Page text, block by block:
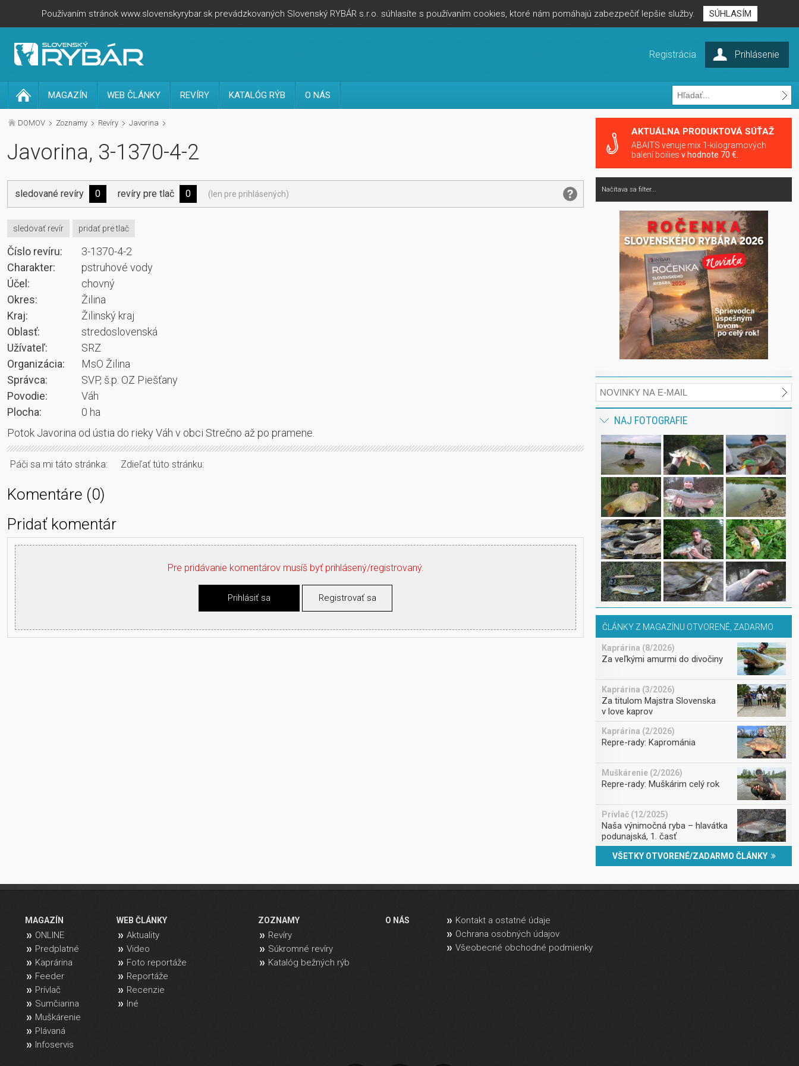
Používaním stránok www.slovenskyrybar.sk prevádzkovaných Slovenský RYBÁR s.r.o. súhlasíte s používaním cookies, ktoré nám pomáhajú zabezpečiť lepšie služby. SÚHLASÍM
Prihlásenie
Registrácia
MAGAZÍN WEB ČLÁNKY REVÍRY KATALÓG RÝB O NÁS
DOMOV Zoznamy Revíry Javorina
Javorina, 3-1370-4-2
sledované revíry 0 revíry pre tlač 0 (len pre prihlásených)
sledovať revír pridať pre tlač
Číslo revíru:
3-1370-4-2
Charakter:
pstruhové vody
Účel:
chovný
Okres:
Žilina
Kraj:
Žilinský kraj
Oblasť:
stredoslovenská
Užívateľ:
SRZ
Organizácia:
MsO Žilina
Správca:
SVP, š.p. OZ Piešťany
Povodie:
Váh
Plocha:
0 ha
Potok Javorina od ústia do rieky Váh v obci Strečno až po pramene.
Páči sa mi táto stránka: Zdieľať túto stránku:
Komentáre (0)
Pridať komentár
Pre pridávanie komentárov musíš byť prihlásený/registrovaný.
Prihlásiť sa Registrovať sa
AKTUÁLNA PRODUKTOVÁ SÚŤAŽ
ABAITS venuje mix 1-kilogramových
balení boilies v hodnote 70 €.
Načítava sa filter...
NAJ FOTOGRAFIE
ČLÁNKY Z MAGAZÍNU OTVORENÉ, ZADARMO
Kaprárina (8/2026)
Za veľkými amurmi do divočiny
Kaprárina (3/2026)
Za titulom Majstra Slovenska
v love kaprov
Kaprárina (2/2026)
Repre-rady: Kaprománia
Muškárenie (2/2026)
Repre-rady: Muškárim celý rok
Prívlač (12/2025)
Naša výnimočná ryba – hlavátka
podunajská, 1. časť
VŠETKY OTVORENÉ/ZADARMO ČLÁNKY
MAGAZÍN
ONLINE
Predplatné
Kaprárina
Feeder
Prívlač
Sumčiarina
Muškárenie
Plávaná
Infoservis
WEB ČLÁNKY
Aktuality
Video
Foto reportáže
Reportáže
Recenzie
Iné
ZOZNAMY
Revíry
Súkromné revíry
Katalóg bežných rýb
O NÁS
Kontakt a ostatné údaje
Ochrana osobných údajov
Všeobecné obchodné podmienky